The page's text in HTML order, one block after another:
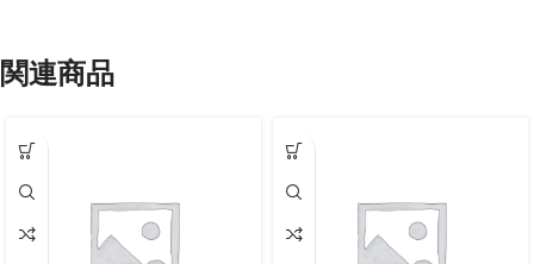
関連商品